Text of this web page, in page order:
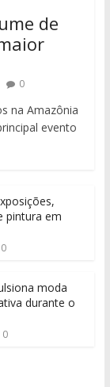
de
0
na Amazônia
evento
pintura em
0
moda
durante o
0